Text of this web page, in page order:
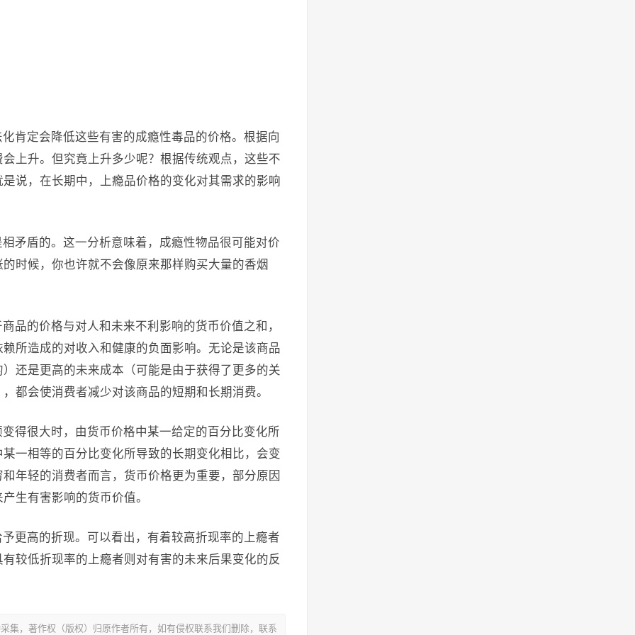
肯定会降低这些有害的成瘾性毒品的价格。根据向
上升。但究竟上升多少呢？根据传统观点，这些不
说，在长期中，上瘾品价格的变化对其需求的影响
矛盾的。这一分析意味着，成瘾性物品很可能对价
时候，你也许就不会像原来那样购买大量的香烟
品的价格与对人和未来不利影响的货币价值之和，
所造成的对收入和健康的负面影响。无论是该商品
还是更高的未来成本（可能是由于获得了更多的关
都会使消费者减少对该商品的短期和长期消费。
得很大时，由货币价格中某一给定的百分比变化所
一相等的百分比变化所导致的长期变化相比，会变
年轻的消费者而言，货币价格更为重要，部分原因
生有害影响的货币价值。
更高的折现。可以看出，有着较高折现率的上瘾者
较低折现率的上瘾者则对有害的未来后果变化的反
集，著作权（版权）归原作者所有，如有侵权联系我们删除，联系